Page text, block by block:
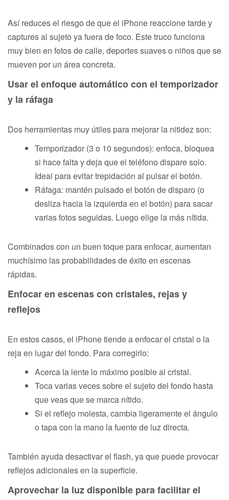
Así reduces el riesgo de que el iPhone reaccione tarde y
captures al sujeto ya fuera de foco. Este truco funciona
muy bien en fotos de calle, deportes suaves o niños que se
mueven por un área concreta.
Usar el enfoque automático con el temporizador
y la ráfaga
Dos herramientas muy útiles para mejorar la nitidez son:
Temporizador (3 o 10 segundos): enfoca, bloquea
si hace falta y deja que el teléfono dispare solo.
Ideal para evitar trepidación al pulsar el botón.
Ráfaga: mantén pulsado el botón de disparo (o
desliza hacia la izquierda en el botón) para sacar
varias fotos seguidas. Luego elige la más nítida.
Combinados con un buen toque para enfocar, aumentan
muchísimo las probabilidades de éxito en escenas
rápidas.
Enfocar en escenas con cristales, rejas y
reflejos
En estos casos, el iPhone tiende a enfocar el cristal o la
reja en lugar del fondo. Para corregirlo:
Acerca la lente lo máximo posible al cristal.
Toca varias veces sobre el sujeto del fondo hasta
que veas que se marca nítido.
Si el reflejo molesta, cambia ligeramente el ángulo
o tapa con la mano la fuente de luz directa.
También ayuda desactivar el flash, ya que puede provocar
reflejos adicionales en la superficie.
Aprovechar la luz disponible para facilitar el